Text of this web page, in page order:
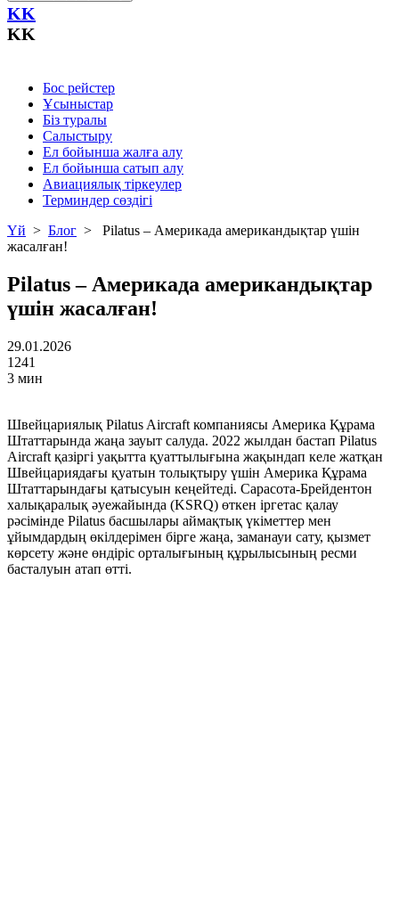
KK
KK
Бос рейстер
Ұсыныстар
Біз туралы
Салыстыру
Ел бойынша жалға алу
Ел бойынша сатып алу
Авиациялық тіркеулер
Терминдер сөздігі
Үй > Блог > Pilatus – Америкада американдықтар үшін
жасалған!
Pilatus – Америкада американдықтар
үшін жасалған!
29.01.2026
1241
3 мин
Швейцариялық Pilatus Aircraft компаниясы Америка Құрама
Штаттарында жаңа зауыт салуда. 2022 жылдан бастап Pilatus
Aircraft қазіргі уақытта қуаттылығына жақындап келе жатқан
Швейцариядағы қуатын толықтыру үшін Америка Құрама
Штаттарындағы қатысуын кеңейтеді. Сарасота-Брейдентон
халықаралық әуежайында (KSRQ) өткен іргетас қалау
рәсімінде Pilatus басшылары аймақтық үкіметтер мен
ұйымдардың өкілдерімен бірге жаңа, заманауи сату, қызмет
көрсету және өндіріс орталығының құрылысының ресми
басталуын атап өтті.